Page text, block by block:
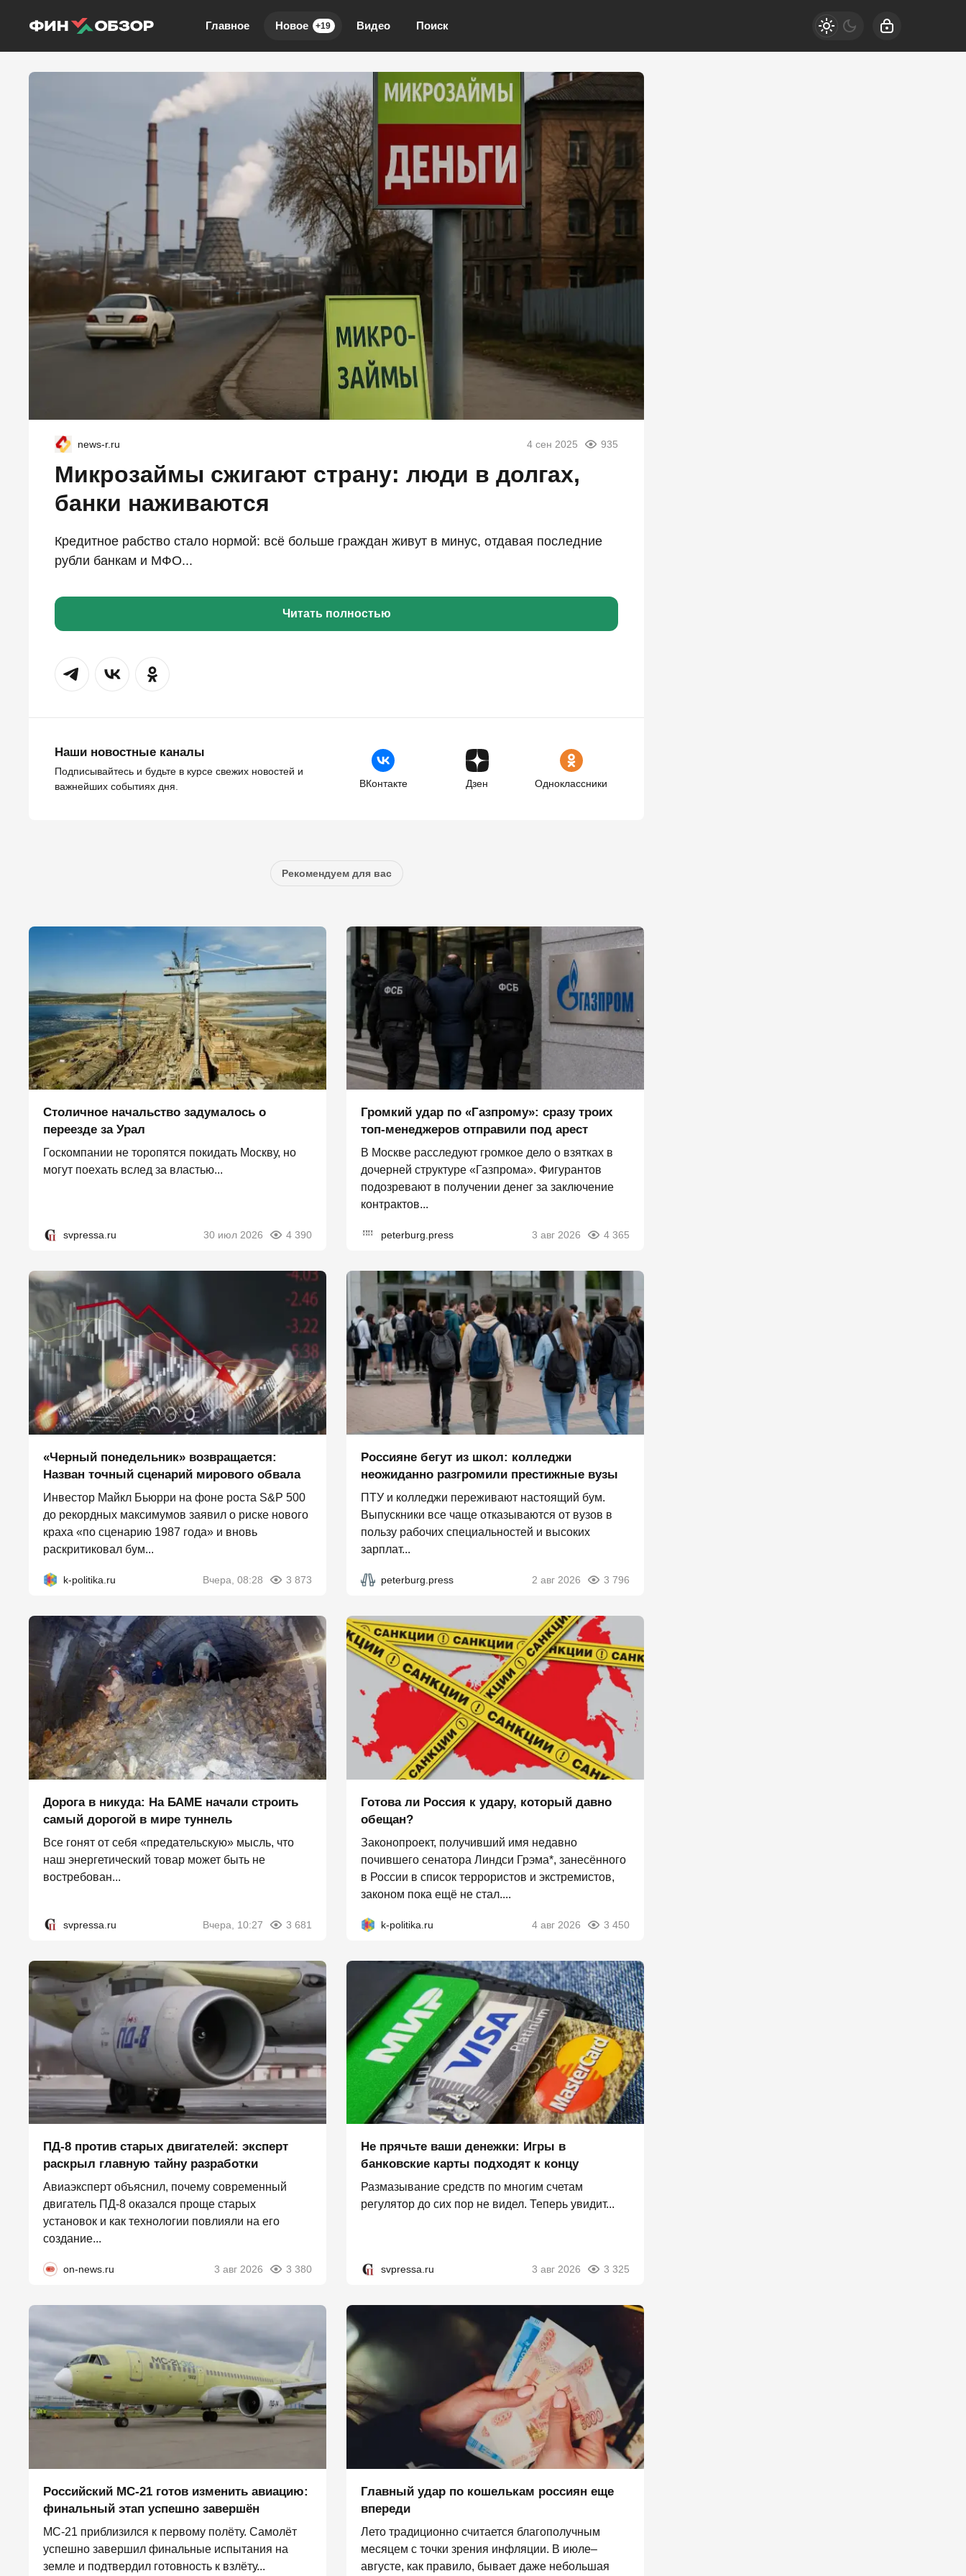
Главное Новое +19 Видео Поиск
news-r.ru 4 сен 2025 935
Микрозаймы сжигают страну: люди в долгах,
банки наживаются
Кредитное рабство стало нормой: всё больше граждан живут в минус, отдавая последние
рубли банкам и МФО...
Читать полностью
Наши новостные каналы
Подписывайтесь и будьте в курсе свежих новостей и
важнейших событиях дня.
ВКонтакте Дзен Одноклассники
Рекомендуем для вас
Столичное начальство задумалось о
переезде за Урал
Госкомпании не торопятся покидать Москву, но
могут поехать вслед за властью...
svpressa.ru 30 июл 2026 4 390
Громкий удар по «Газпрому»: сразу троих
топ-менеджеров отправили под арест
В Москве расследуют громкое дело о взятках в
дочерней структуре «Газпрома». Фигурантов
подозревают в получении денег за заключение
контрактов...
peterburg.press 3 авг 2026 4 365
«Черный понедельник» возвращается:
Назван точный сценарий мирового обвала
Инвестор Майкл Бьюрри на фоне роста S&P 500
до рекордных максимумов заявил о риске нового
краха «по сценарию 1987 года» и вновь
раскритиковал бум...
k-politika.ru Вчера, 08:28 3 873
Россияне бегут из школ: колледжи
неожиданно разгромили престижные вузы
ПТУ и колледжи переживают настоящий бум.
Выпускники все чаще отказываются от вузов в
пользу рабочих специальностей и высоких
зарплат...
peterburg.press 2 авг 2026 3 796
Дорога в никуда: На БАМЕ начали строить
самый дорогой в мире туннель
Все гонят от себя «предательскую» мысль, что
наш энергетический товар может быть не
востребован...
svpressa.ru Вчера, 10:27 3 681
Готова ли Россия к удару, который давно
обещан?
Законопроект, получивший имя недавно
почившего сенатора Линдси Грэма*, занесённого
в России в список террористов и экстремистов,
законом пока ещё не стал....
k-politika.ru 4 авг 2026 3 450
ПД-8 против старых двигателей: эксперт
раскрыл главную тайну разработки
Авиаэксперт объяснил, почему современный
двигатель ПД-8 оказался проще старых
установок и как технологии повлияли на его
создание...
on-news.ru 3 авг 2026 3 380
Не прячьте ваши денежки: Игры в
банковские карты подходят к концу
Размазывание средств по многим счетам
регулятор до сих пор не видел. Теперь увидит...
svpressa.ru 3 авг 2026 3 325
Российский МС-21 готов изменить авиацию:
финальный этап успешно завершён
МС-21 приблизился к первому полёту. Самолёт
успешно завершил финальные испытания на
земле и подтвердил готовность к взлёту...
Главный удар по кошелькам россиян еще
впереди
Лето традиционно считается благополучным
месяцем с точки зрения инфляции. В июле–
августе, как правило, бывает даже небольшая